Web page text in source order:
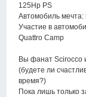
125Hp PS
Автомобиль мечта:
Участие в
Quattro Camp
Вы фанат Scirocco
(будете ли
время?)
Пока лишь только